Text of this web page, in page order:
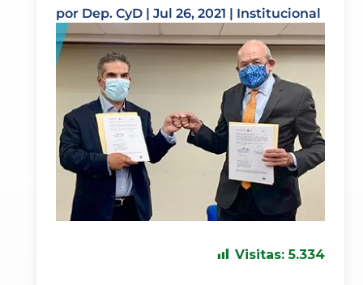
por Dep. CyD| Jul 26, 2021 | Institucional
Visitas: 5.334